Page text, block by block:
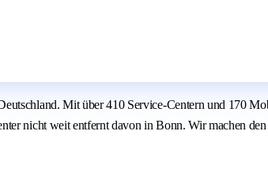
Mit über 410 Service-Centern und 170
nicht weit entfernt davon in Bonn. Wir machen